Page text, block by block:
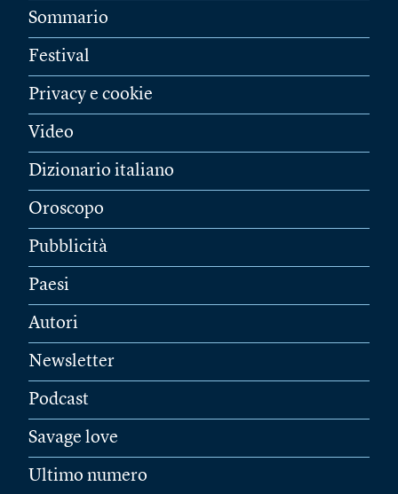
Sommario
Festival
Privacy e cookie
Video
Dizionario italiano
Oroscopo
Pubblicità
Paesi
Autori
Newsletter
Podcast
Savage love
Ultimo numero